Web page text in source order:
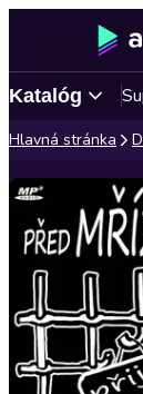
Katalóg
Hlavná stránka